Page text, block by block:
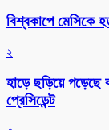
বিশ্বকাপে মেসিকে
২
হাড়ে ছড়িয়ে পড়েছে
প্রেসিডেন্ট